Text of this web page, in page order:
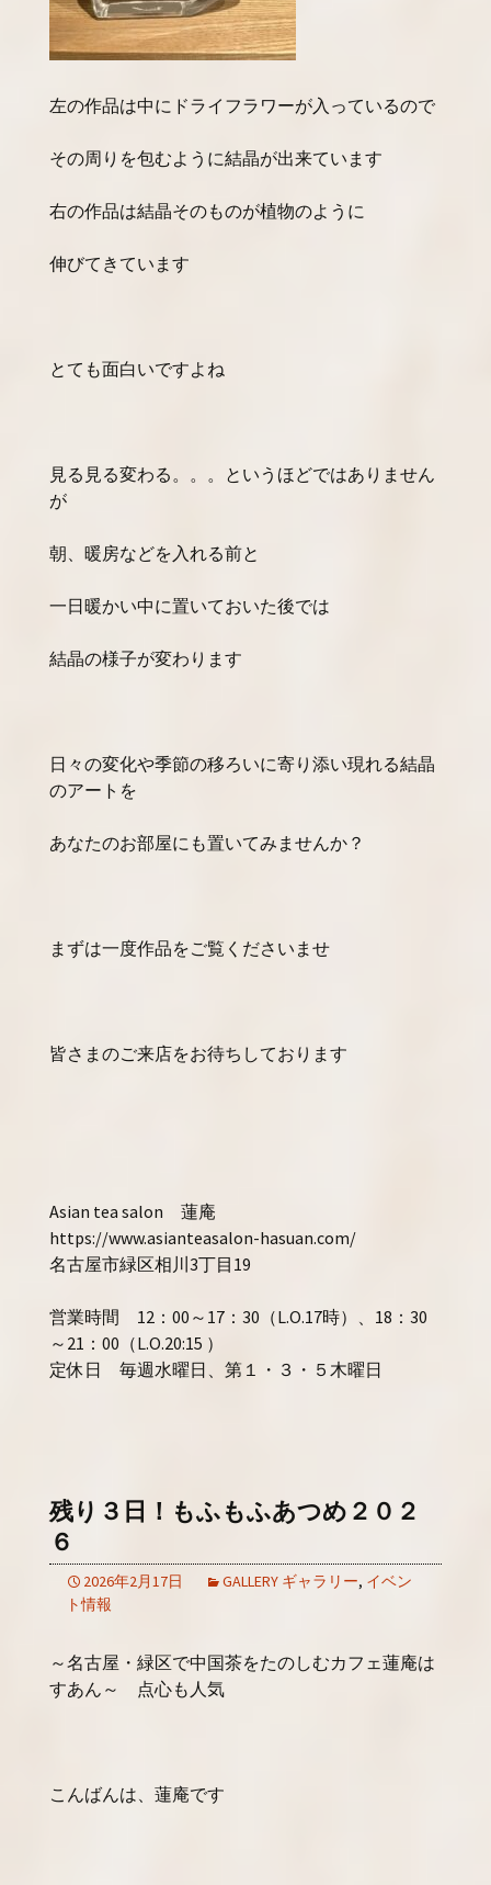
左の作品は中にドライフラワーが入っているので
その周りを包むように結晶が出来ています
右の作品は結晶そのものが植物のように
伸びてきています
とても面白いですよね
見る見る変わる。。。というほどではありません
が
朝、暖房などを入れる前と
一日暖かい中に置いておいた後では
結晶の様子が変わります
日々の変化や季節の移ろいに寄り添い現れる結晶
のアートを
あなたのお部屋にも置いてみませんか？
まずは一度作品をご覧くださいませ
皆さまのご来店をお待ちしております
Asian tea salon 蓮庵
https://www.asianteasalon-hasuan.com/
名古屋市緑区相川3丁目19
営業時間 12：00～17：30（L.O.17時）、18：30
～21：00（L.O.20:15 ）
定休日 毎週水曜日、第１・３・５木曜日
残り３日！もふもふあつめ２０２
６
2026年2月17日 GALLERY ギャラリー, イベン
ト情報
～名古屋・緑区で中国茶をたのしむカフェ蓮庵は
すあん～ 点心も人気
こんばんは、蓮庵です